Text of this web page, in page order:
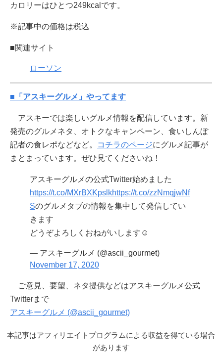
カロリーはひとつ249kcalです。
※記事中の価格は税込
■関連サイト
ローソン
■「アスキーグルメ」やってます
アスキーでは楽しいグルメ情報を配信しています。新
発売のグルメネタ、オトクなキャンペーン、食いしんぼ
記者の食レポなどなど。
コチラのページにグルメ記事が
まとまっています。ぜひ見てくださいね！
アスキーグルメの公式Twitter始めました
https://t.co/MXrBXKpslkhttps://t.co/zzNmqjwNf
Sのグルメタブの情報を集中して発信してい
きます
どうぞよろしくおねがいします☺️
— アスキーグルメ (@ascii_gourmet)
November 17, 2020
ご意見、要望、ネタ提供などはアスキーグルメ公式
Twitterまで
アスキーグルメ (@ascii_gourmet)
本記事はアフィリエイトプログラムによる収益を得ている場合
があります